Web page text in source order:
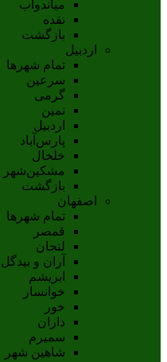
مياندوآب
نقده
بازگشت
اردبیل
تمام شهر‌ها
سرعین
گرمی
نمین
اردبيل
پارس‌آباد
خلخال
مشکين‌شهر
بازگشت
اصفهان
تمام شهر‌ها
قمصر
لنجان
آران و بیدگل
ابریشم
خوانسار
خور
داران
سمیرم
شاهین شهر